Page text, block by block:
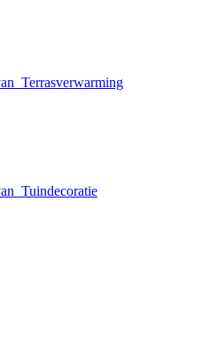
Terrasverwarming
Tuindecoratie